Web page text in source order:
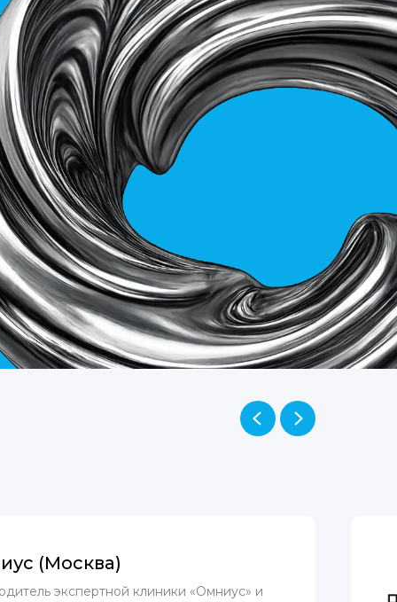
(Москва)
экспертной клиники «Омниус» и